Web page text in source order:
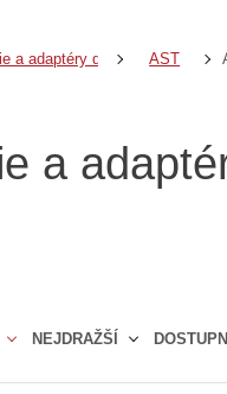
a adaptéry do notebooků
AST
a
NEJDRAŽŠÍ